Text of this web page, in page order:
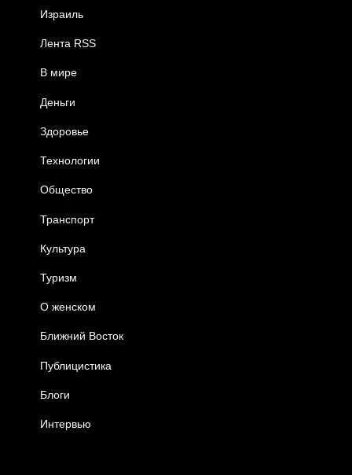
Израиль
Лента RSS
В мире
Деньги
Здоровье
Технологии
Общество
Транспорт
Культура
Туризм
О женском
Ближний Восток
Публицистика
Блоги
Интервью